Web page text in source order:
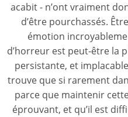
acabit - n’ont vraiment
d’être pourchassés.
émotion
d’horreur est peut-être la
persistante, et
trouve que si rarement
parce que maintenir
éprouvant, et qu’il est